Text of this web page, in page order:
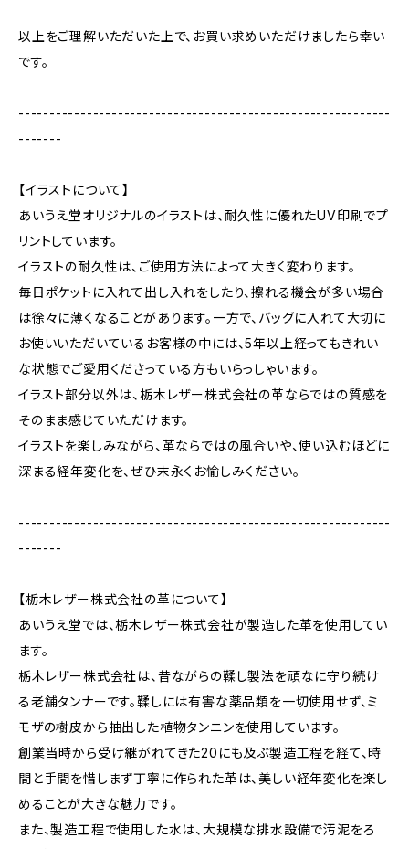
以上をご理解いただいた上で、お買い求めいただけましたら幸い
です。
------------------------------------------------------------
-------
【イラストについて】
あいうえ堂オリジナルのイラストは、耐久性に優れたUV印刷でプ
リントしています。
イラストの耐久性は、ご使用方法によって大きく変わります。
毎日ポケットに入れて出し入れをしたり、擦れる機会が多い場合
は徐々に薄くなることがあります。一方で、バッグに入れて大切に
お使いいただいているお客様の中には、5年以上経ってもきれい
な状態でご愛用くださっている方もいらっしゃいます。
イラスト部分以外は、栃木レザー株式会社の革ならではの質感を
そのまま感じていただけます。
イラストを楽しみながら、革ならではの風合いや、使い込むほどに
深まる経年変化を、ぜひ末永くお愉しみください。
------------------------------------------------------------
-------
【栃木レザー株式会社の革について】
あいうえ堂では、栃木レザー株式会社が製造した革を使用してい
ます。
栃木レザー株式会社は、昔ながらの鞣し製法を頑なに守り続け
る老舗タンナーです。鞣しには有害な薬品類を一切使用せず、ミ
モザの樹皮から抽出した植物タンニンを使用しています。
創業当時から受け継がれてきた20にも及ぶ製造工程を経て、時
間と手間を惜しまず丁寧に作られた革は、美しい経年変化を楽し
めることが大きな魅力です。
また、製造工程で使用した水は、大規模な排水設備で汚泥をろ